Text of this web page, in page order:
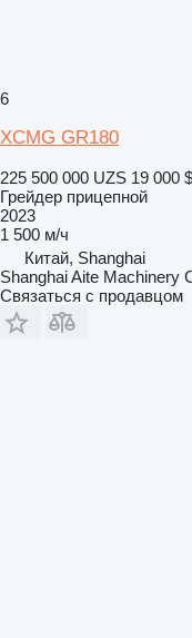
6
XCMG GR180
225 500 000 UZS 19 000 $
Грейдер прицепной
2023
1 500 м/ч
Китай, Shanghai
Shanghai Aite Machinery
Связаться с продавцом